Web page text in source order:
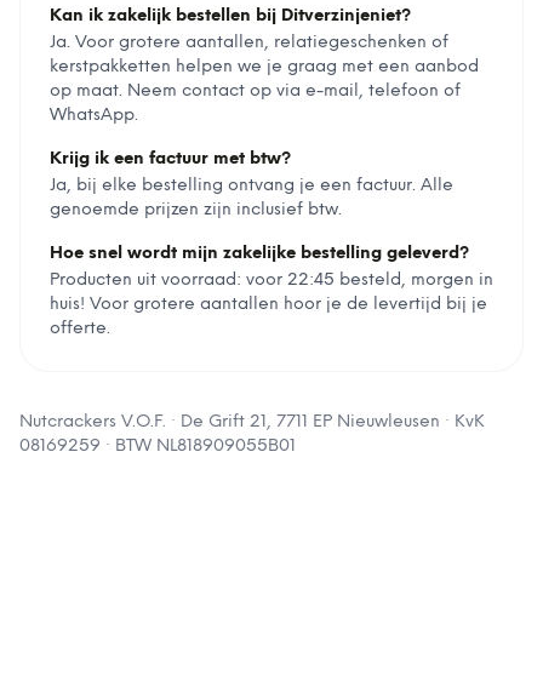
Kan ik zakelijk bestellen bij Ditverzinjeniet?
Ja. Voor grotere aantallen, relatiegeschenken of
kerstpakketten helpen we je graag met een aanbod
op maat. Neem contact op via e-mail, telefoon of
WhatsApp.
Krijg ik een factuur met btw?
Ja, bij elke bestelling ontvang je een factuur. Alle
genoemde prijzen zijn inclusief btw.
Hoe snel wordt mijn zakelijke bestelling geleverd?
Producten uit voorraad: voor 22:45 besteld, morgen in
huis! Voor grotere aantallen hoor je de levertijd bij je
offerte.
Nutcrackers V.O.F. · De Grift 21, 7711 EP Nieuwleusen · KvK
08169259 · BTW NL818909055B01